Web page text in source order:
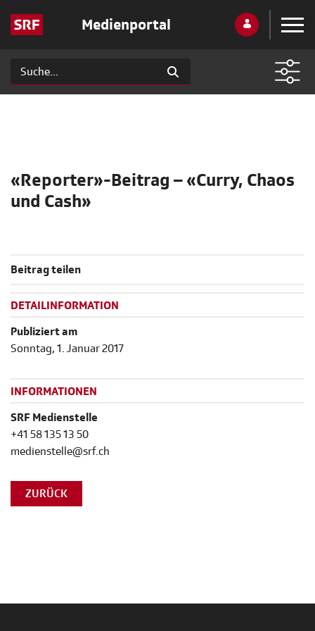
Medienportal
«Reporter»-Beitrag – «Curry, Chaos
und Cash»
Beitrag teilen
DETAILINFORMATION
Publiziert am
Sonntag, 1. Januar 2017
INFORMATIONEN
SRF Medienstelle
+41 58 135 13 50
medienstelle@srf.ch
ZURÜCK